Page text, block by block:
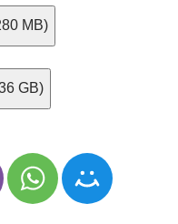
MB)
GB)